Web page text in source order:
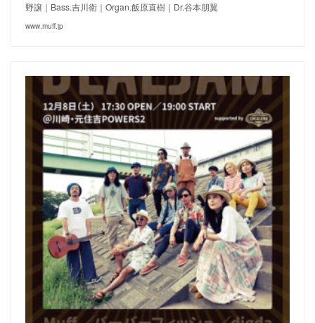
野譲｜Bass.吉川衛｜Organ.飯原直樹｜Dr.谷本朋翼
www.muff.jp